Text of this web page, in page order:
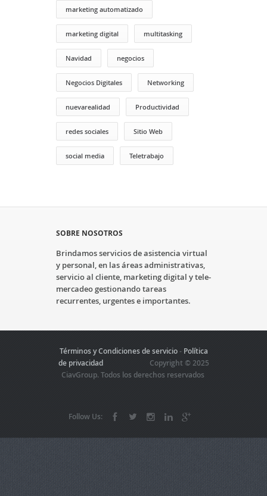
marketing automatizado
marketing digital multitasking
Navidad negocios
Negocios Digitales Networking
nuevarealidad Productividad
redes sociales Sitio Web
social media Teletrabajo
SOBRE NOSOTROS
Brindamos servicios de asistencia virtual
y personal, en las áreas administrativas,
servicio al cliente, marketing digital y tele-
mercadeo gestionando tareas
recurrentes, urgentes e importantes.
Términos y Condiciones de servicio- Política
de privacidadCopyright © 2025
CiavGroup. Todos los derechos reservados
Follow Us: